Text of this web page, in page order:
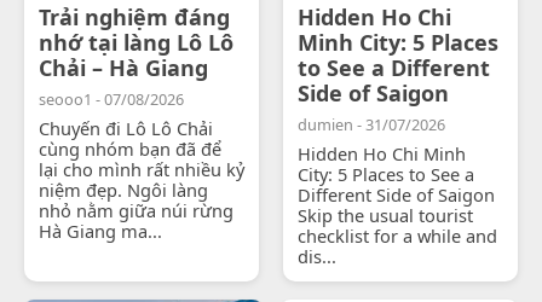
Trải nghiệm đáng
nhớ tại làng Lô Lô
Chải – Hà Giang
seooo1 - 07/08/2026
Chuyến đi Lô Lô Chải
cùng nhóm bạn đã để
lại cho mình rất nhiều kỷ
niệm đẹp. Ngôi làng
nhỏ nằm giữa núi rừng
Hà Giang ma...
Hidden Ho Chi
Minh City: 5 Places
to See a Different
Side of Saigon
dumien - 31/07/2026
Hidden Ho Chi Minh
City: 5 Places to See a
Different Side of Saigon
Skip the usual tourist
checklist for a while and
dis...